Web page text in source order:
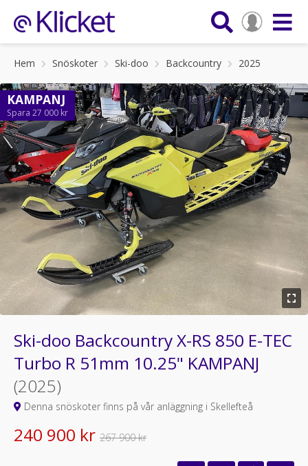
Hem Snöskoter Ski-doo Backcountry 2025
KAMPANJ
Spara 27 000 kr
Ski-doo Backcountry X-RS 850 E-TEC
Turbo R 51mm 10.25" KAMPANJ
(2025)
Denna snöskoter finns på vår anläggning i Skellefteå
240 900 kr 267 900 kr